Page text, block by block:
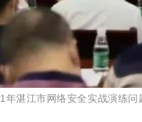
年湛江市网络安全实战演练